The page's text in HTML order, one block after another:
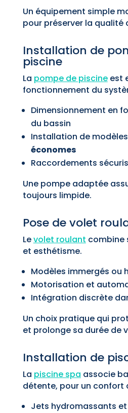
Un équipement simple
pour préserver la qualité
Installation de
piscine
La pompe de piscineest
fonctionnement du
Dimensionnement en
du bassin
Installation de modèles
économes
Raccordements
Une pompe adaptée
toujours limpide.
Pose de volet
Levolet roulant combine
et esthétisme.
Modèles immergés ou
Motorisation et
Intégration discrète
Un choix pratique qui
et prolonge sa durée de
Installation de
La piscine spa associe
détente, pour un confort
Jets hydromassants